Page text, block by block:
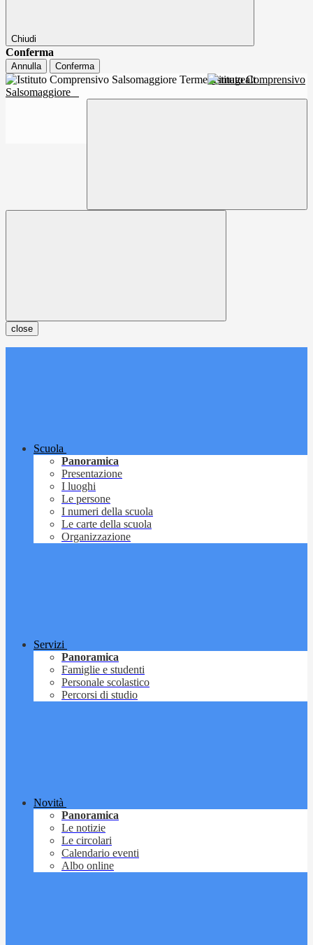
Chiudi
Conferma
Annulla Conferma
Istituto Comprensivo
Salsomaggiore
close
Scuola
Panoramica
Presentazione
I luoghi
Le persone
I numeri della scuola
Le carte della scuola
Organizzazione
Servizi
Panoramica
Famiglie e studenti
Personale scolastico
Percorsi di studio
Novità
Panoramica
Le notizie
Le circolari
Calendario eventi
Albo online